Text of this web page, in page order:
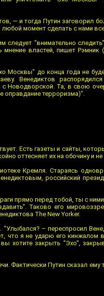
— и тогда Путин заговорил
момент сделать с нами
следует "внимательно
властей, пишет Рэмник
Москвы" до конца года не
Венедиктов
Новодворской. Та, в свою
оправдание терроризма)".
Есть газеты и сайты,
оттесняет их на обочину и не
Кремля. Стараясь
российский
прямо перед тобой, ты с
Таково его
The New Yorker.
"Улыбался? – переспросил
что я не ударю его кинжалом
хотите закрыть "Эхо",
Фактически Путин сказал ему